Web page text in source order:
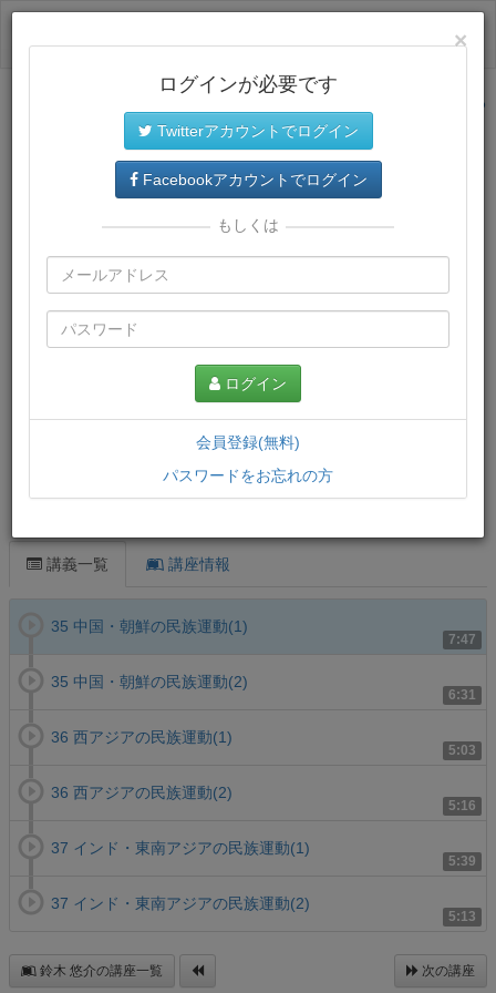
サイトトップに戻る
プレミアム会員では、教材がダウンロードでき、快適な動画
再生環境が提供されます。
講義一覧 講座情報
7:47
35 中国・朝鮮の民族運動(1)
6:31
35 中国・朝鮮の民族運動(2)
5:03
36 西アジアの民族運動(1)
5:16
36 西アジアの民族運動(2)
5:39
37 インド・東南アジアの民族運動(1)
5:13
37 インド・東南アジアの民族運動(2)
鈴木 悠介の講座一覧 次の講座
×
ログインが必要です
Twitterアカウントでログイン
Facebookアカウントでログイン
もしくは
ログイン
会員登録(無料)
パスワードをお忘れの方